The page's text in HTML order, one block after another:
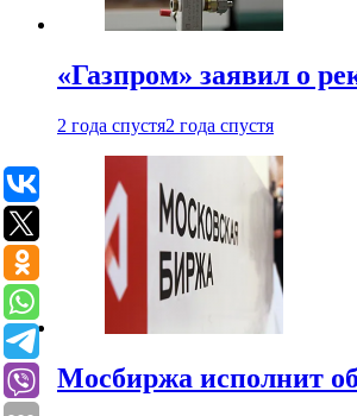
«Газпром» заявил о
2 года спустя2 года спустя
Мосбиржа исполнит